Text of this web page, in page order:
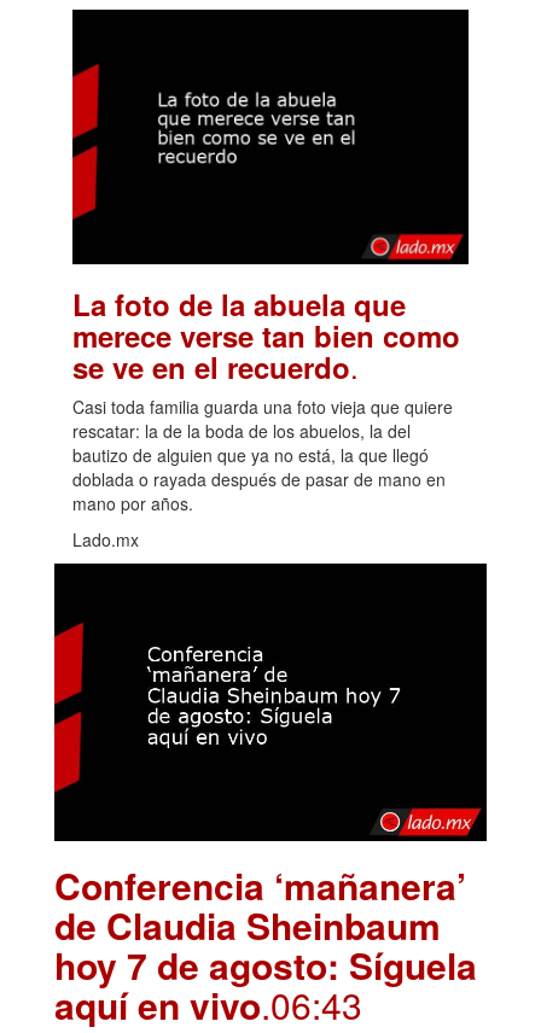
La foto de la abuela que
merece verse tan bien como
se ve en el recuerdo.
Casi toda familia guarda una foto vieja que quiere
rescatar: la de la boda de los abuelos, la del
bautizo de alguien que ya no está, la que llegó
doblada o rayada después de pasar de mano en
mano por años.
Lado.mx
Conferencia ‘mañanera’
de Claudia Sheinbaum
hoy 7 de agosto: Síguela
aquí en vivo.06:43